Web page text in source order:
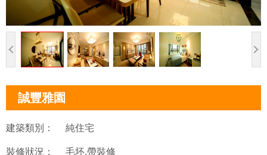
誠豐雅園
建築類別： 純住宅
裝修狀況： 毛坯,帶裝修